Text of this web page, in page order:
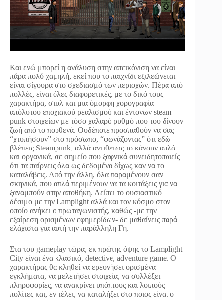
Και ενώ μπορεί η ανάλυση στην απεικόνιση να είναι
πάρα πολύ χαμηλή, εκεί που το παιχνίδι εξιλεώνεται
είναι σίγουρα στο σχεδιασμό των περιοχών. Πέρα από
πολλές, είναι όλες διαφορετικές, με το δικό τους
χαρακτήρα, στυλ και μια όμορφη χορογραφία
απόλυτου εποχιακού ρεαλισμού και έντονων steam
punk στοιχείων με τόσο χαλαρό ρυθμό που του δίνουν
ζωή από το πουθενά. Ουδέποτε προσπαθούν να σας
“χτυπήσουν” στο πρόσωπο, “φωνάζοντας” ότι εδώ
βλέπεις Steampunk, αλλά αντιθέτως το κάνουν απλά
και οργανικά, σε σημείο που ξαφνικά συνειδητοποιείς
ότι τα παίρνεις όλα ως δεδομένα δίχως καν να το
καταλάβεις. Από την άλλη, όλα παραμένουν σαν
σκηνικά, που απλά περιμένουν να τα κοιτάξεις για να
ξαναμπούν στην αποθήκη. Λείπει το ουσιαστικό
δέσιμο με την Lamplight αλλά και τον κόσμο στον
οποίο ανήκει ο πρωταγωνιστής, καθώς -με την
εξαίρεση ορισμένων εφημερίδων- δε μαθαίνεις παρά
ελάχιστα για αυτή την παράλληλη Γη.
Στα του gameplay τώρα, εκ πρώτης όψης το Lamplight
City είναι ένα κλασικό, detective, adventure game. O
χαρακτήρας θα κληθεί να ερευνήσει ορισμένα
εγκλήματα, να μελετήσει στοιχεία, να συλλέξει
πληροφορίες, να ανακρίνει υπόπτους και λοιπούς
πολίτες και, εν τέλει, να καταλήξει στο ποιος είναι ο